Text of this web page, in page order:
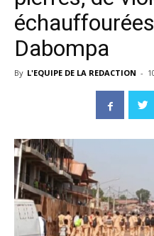
Dabompa
By L'EQUIPE DE LA REDACTION -